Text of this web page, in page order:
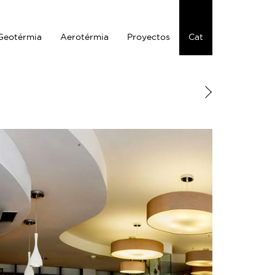
Aerotérmia Proyectos Cat